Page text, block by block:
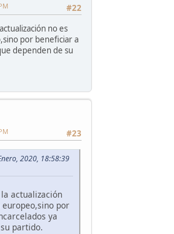
#22
no es
por beneficiar a
dependen de su
#23
2020, 18:58:39
actualización
por
ya
partido.